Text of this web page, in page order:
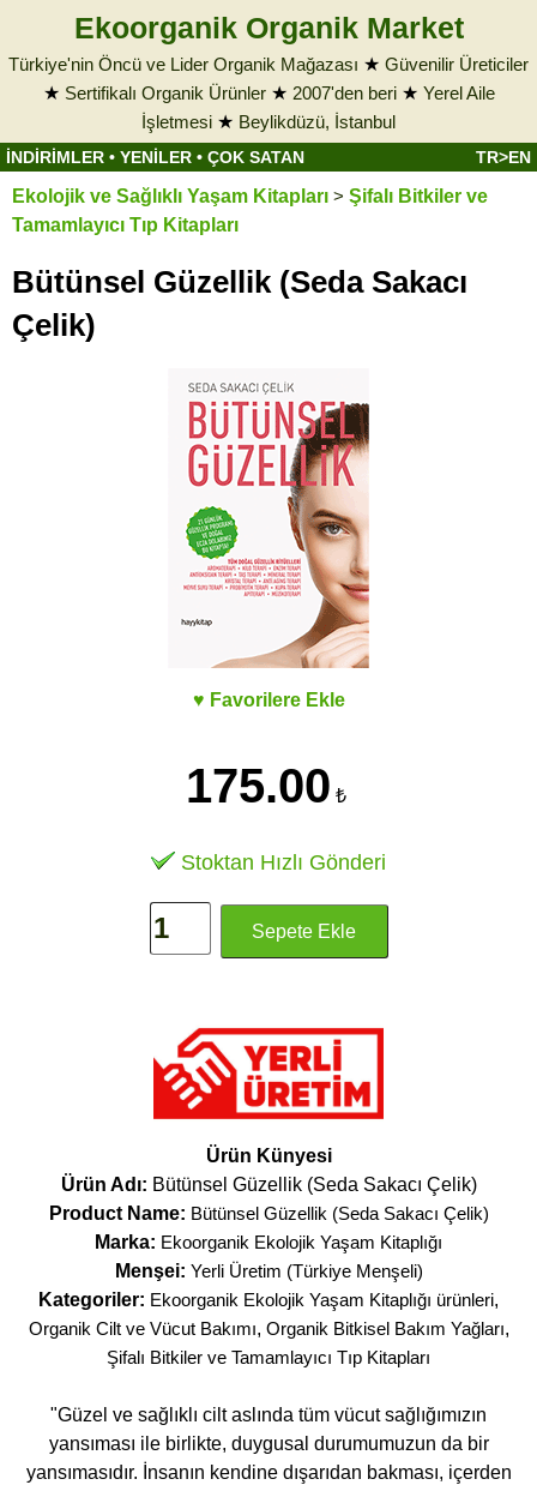
Ekoorganik Organik Market
Türkiye'nin Öncü ve Lider Organik Mağazası ★ Güvenilir Üreticiler
★ Sertifikalı Organik Ürünler★ 2007'den beri★ Yerel Aile
İşletmesi ★ Beylikdüzü, İstanbul
İNDİRİMLER • YENİLER • ÇOK SATAN TR>EN
Ekolojik ve Sağlıklı Yaşam Kitapları > Şifalı Bitkiler ve
Tamamlayıcı Tıp Kitapları
Bütünsel Güzellik (Seda Sakacı
Çelik)
♥ Favorilere Ekle
175.00 ₺
Stoktan Hızlı Gönderi
Ürün Künyesi
Ürün Adı: Bütünsel Güzellik (Seda Sakacı Çelik)
Product Name: Bütünsel Güzellik (Seda Sakacı Çelik)
Marka: Ekoorganik Ekolojik Yaşam Kitaplığı
Menşei: Yerli Üretim (Türkiye Menşeli)
Kategoriler: Ekoorganik Ekolojik Yaşam Kitaplığı ürünleri,
Organik Cilt ve Vücut Bakımı, Organik Bitkisel Bakım Yağları,
Şifalı Bitkiler ve Tamamlayıcı Tıp Kitapları
"Güzel ve sağlıklı cilt aslında tüm vücut sağlığımızın
yansıması ile birlikte, duygusal durumumuzun da bir
yansımasıdır. İnsanın kendine dışarıdan bakması, içerden